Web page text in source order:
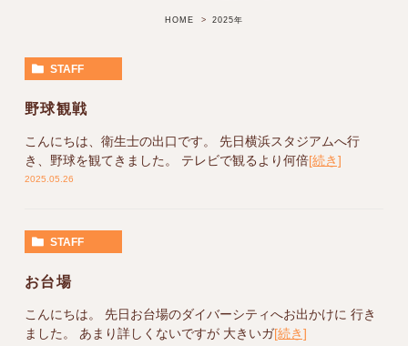
HOME 2025年
STAFF
野球観戦
こんにちは、衛生士の出口です。 先日横浜スタジアムへ行
き、野球を観てきました。 テレビで観るより何倍[続き]
2025.05.26
STAFF
お台場
こんにちは。 先日お台場のダイバーシティへお出かけに 行き
ました。 あまり詳しくないですが 大きいガ[続き]